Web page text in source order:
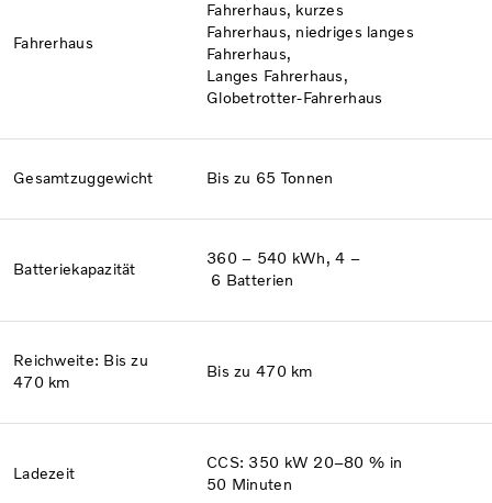
Fahrerhaus​
Fahrerhaus, kurzes
Fahrerhaus, niedriges langes
Fahrerhaus,
Langes Fahrerhaus,
Globetrotter-Fahrerhaus
Gesamtzuggewicht Bis zu 65 Tonnen
Batterie­kapazität
360 – 540 kWh, 4 –
6 Batterien
Reichweite: Bis zu
470 km
Bis zu 470 km
Ladezeit
CCS: 350 kW 20–80 % in
50 Minuten